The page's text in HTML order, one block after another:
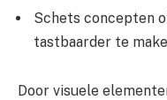
Schets concepten
tastbaarder te
Door visuele